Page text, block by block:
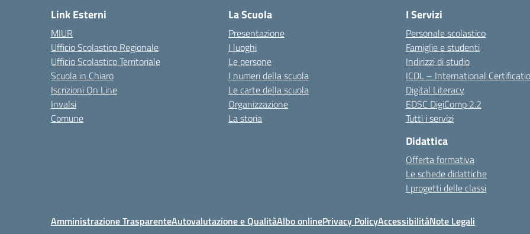
Link Esterni
MIUR
Ufficio Scolastico Regionale
Ufficio Scolastico Territoriale
Scuola in Chiaro
Iscrizioni On Line
Invalsi
Comune
La Scuola
Presentazione
I luoghi
Le persone
I numeri della scuola
Le carte della scuola
Organizzazione
La storia
I Servizi
Personale scolastico
Famiglie e studenti
Indirizzi di studio
ICDL – International
Digital Literacy
EDSC DigiComp 2.2
Tutti i servizi
Didattica
Offerta formativa
Le schede didattiche
I progetti delle classi
Amministrazione TrasparenteAutovalutazione e QualitàAlbo onlinePrivacy PolicyAccessibilitàNote Legali